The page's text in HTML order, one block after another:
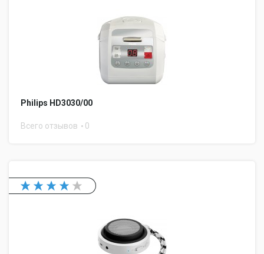
Philips HD3030/00
Всего отзывов 0